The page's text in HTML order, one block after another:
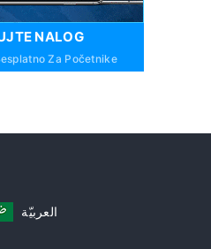
NALOG
Za Početnike
العربيّة